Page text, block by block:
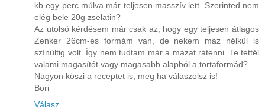
kb egy perc múlva már teljesen masszív lett. Szerinted nem
elég bele 20g zselatin?
Az utolsó kérdésem már csak az, hogy egy teljesen átlagos
Zenker 26cm-es formám van, de nekem máz nélkül is
színültig volt. Így nem tudtam már a mázat rátenni. Te tettél
valami magasítót vagy magasabb alapból a tortaformád?
Nagyon köszi a receptet is, meg ha válaszolsz is!
Bori
Válasz